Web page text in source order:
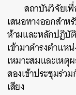
สถาบันวิจัยเ
เสนอทางออกสำ
ห้ามและหลักปฏิบั
เข้ามาดำรงตำแห
เหมาะสมและเหตุ
สองเข้าประชุมร่ว
เสียง